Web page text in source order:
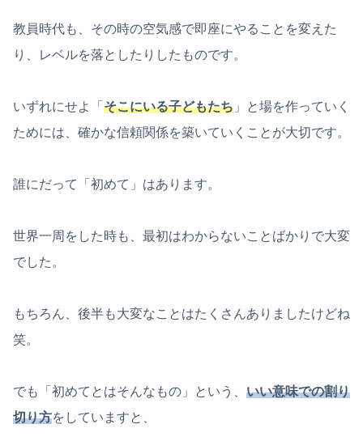
教員時代も、その時の空気感で即座にやることを変えた
り、レベルを落としたりしたものです。
いずれにせよ「 そこにいる子どもたち 」と場を作っていく
ためには、確かな信頼関係を築いていくことが大切です。
誰にだって「初めて」はあります。
世界一周をした時も、最初はわからないことばかりで大変
でした。
もちろん、後半も大変なことはたくさんありましたけどね
笑。
でも「初めてとはそんなもの」という、 いい意味での割り
切り方をしていますと、